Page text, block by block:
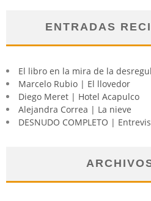
ENTRADAS
El libro en la mira de la
Marcelo Rubio | El llovedor
Diego Meret | Hotel Acapulco
Alejandra Correa | La nieve
DESNUDO COMPLETO |